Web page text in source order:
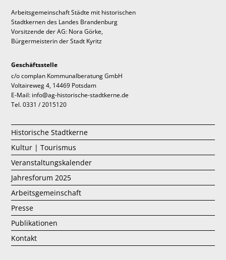
Arbeitsgemeinschaft Städte mit historischen
Stadtkernen des Landes Brandenburg
Vorsitzende der AG: Nora Görke,
Bürgermeisterin der Stadt Kyritz
Geschäftsstelle
c/o complan Kommunalberatung GmbH
Voltaireweg 4, 14469 Potsdam
E-Mail: info@ag-historische-stadtkerne.de
Tel. 0331 / 2015120
Historische Stadtkerne
Kultur | Tourismus
Veranstaltungskalender
Jahresforum 2025
Arbeitsgemeinschaft
Presse
Publikationen
Kontakt